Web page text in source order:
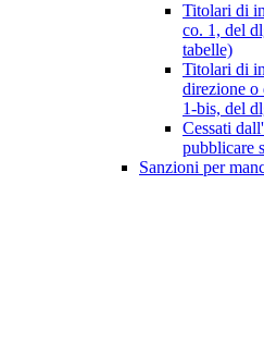
Titolari di
co. 1, del
tabelle)
Titolari di
direzione o
1-bis, del
Cessati
pubblicare
Sanzioni per